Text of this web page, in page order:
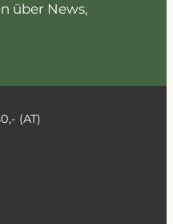
über News,
(AT)